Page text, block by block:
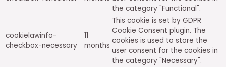
the category "Functional".
cookielawinfo-
checkbox-necessary
11
months
This cookie is set by GDPR
Cookie Consent plugin. The
cookies is used to store the
user consent for the cookies in
the category "Necessary".